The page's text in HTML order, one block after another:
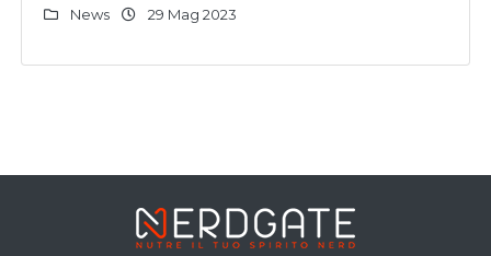
News 29 Mag 2023